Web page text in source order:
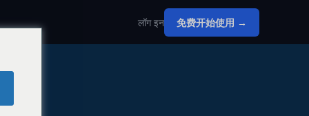
लॉग इन 免费开始使用 →